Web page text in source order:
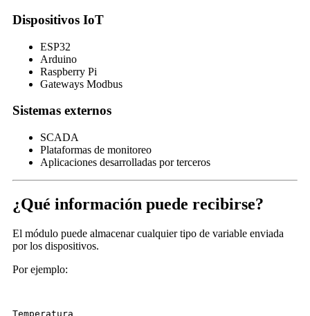
Dispositivos IoT
ESP32
Arduino
Raspberry Pi
Gateways Modbus
Sistemas externos
SCADA
Plataformas de monitoreo
Aplicaciones desarrolladas por terceros
¿Qué información puede recibirse?
El módulo puede almacenar cualquier tipo de variable enviada
por los dispositivos.
Por ejemplo:
Temperatura